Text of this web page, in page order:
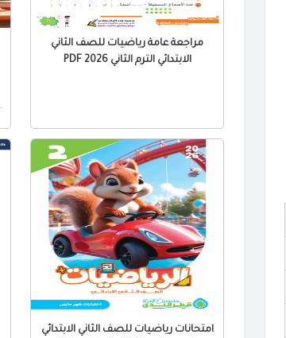
مراجعة عامة رياضيات للصف الثاني
الابتدائي الترم الثاني 2026 PDF
امتحانات رياضيات للصف الثاني الابتدائي